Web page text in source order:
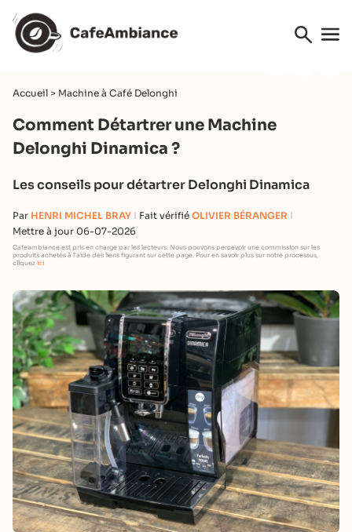
Accueil > Machine à Café Delonghi
Comment Détartrer une Machine
Delonghi Dinamica ?
Les conseils pour détartrer Delonghi Dinamica
Par HENRI MICHEL BRAY Fait vérifié OLIVIER BÉRANGER
Mettre à jour 06-07-2026
Cafeambiance est pris en charge par les lecteurs. Nous pouvons percevoir une commission sur les
produits achetés à l'aide des liens figurant sur cette page. Pour en savoir plus sur notre processus,
cliquez ici